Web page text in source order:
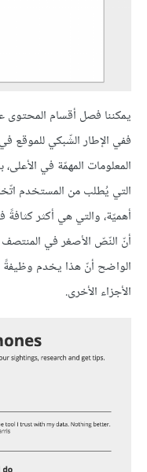
يمكننا فصل أقسام المحتوى
ففي الإطار الشّبكي للموقع
المعلومات المهمّة في
التي يُطلب من المستخدم
أهميّة، والتي هي أكثر
أنّ النّصّ الأصغر في
الواضح أنّ هذا يخدم وظيفةً
الأجزاء الأخرى.